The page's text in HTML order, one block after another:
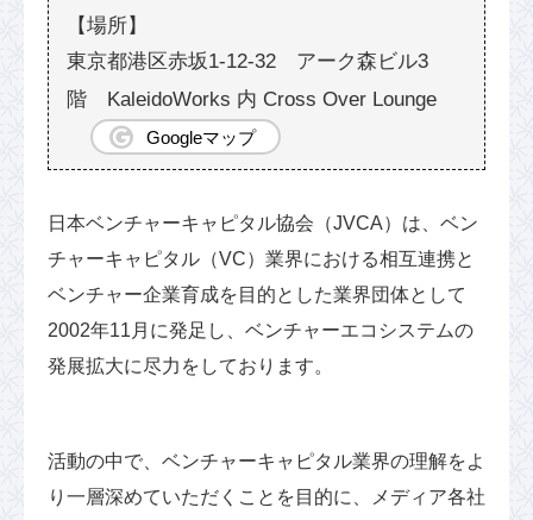
東京都港区赤坂1-12-32 アーク森ビル3
階 KaleidoWorks 内 Cross Over Lounge
Googleマップ
日本ベンチャーキャピタル協会（JVCA）は、ベン
チャーキャピタル（VC）業界における相互連携と
ベンチャー企業育成を目的とした業界団体として
2002年11月に発足し、ベンチャーエコシステムの
発展拡大に尽力をしております。
活動の中で、ベンチャーキャピタル業界の理解をよ
り一層深めていただくことを目的に、メディア各社